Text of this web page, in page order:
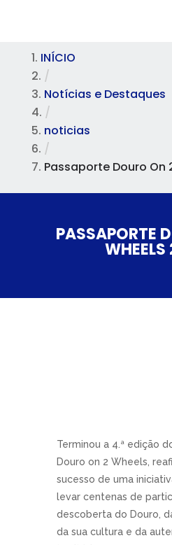
INÍCIO
/
Notícias e Destaques
/
noticias
/
Passaporte Douro On
PASSAPORTE
Terminou a 4.ª edição
Douro on 2 Wheels,
sucesso de uma
levar centenas de
descoberta do Douro,
da sua cultura e da